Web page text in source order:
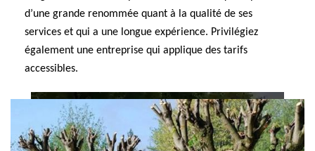
d’une grande renommée quant à la qualité de ses
services et qui a une longue expérience. Privilégiez
également une entreprise qui applique des tarifs
accessibles.